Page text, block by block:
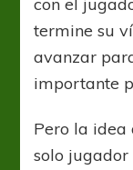
termine su
avanzar
importante
Pero la idea
solo